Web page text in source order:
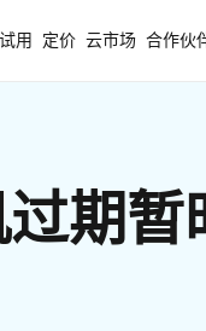
用 定价 云市场 合作伙
期